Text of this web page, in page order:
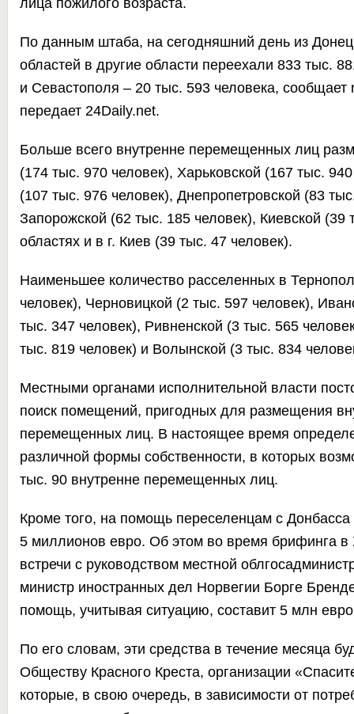
лица пожилого возраста.
По данным штаба, на сегодняшний день из
областей в другие области переехали 833 тыс.
и Севастополя – 20 тыс. 593 человека, сообщает
передает24Daily.net.
Больше всего внутренне перемещенных лиц
(174 тыс. 970 человек), Харьковской (167 тыс.
(107 тыс. 976 человек), Днепропетровской (83
Запорожской (62 тыс. 185 человек), Киевской (39
областях и в г. Киев (39 тыс. 47 человек).
Наименьшее количество расселенных в
человек), Черновицкой (2 тыс. 597 человек),
тыс. 347 человек), Ривненской (3 тыс. 565
тыс. 819 человек) и Волынской (3 тыс. 834
Местными органами исполнительной власти
поиск помещений, пригодных для размещения
перемещенных лиц. В настоящее время
различной формы собственности, в которых
тыс. 90 внутренне перемещенных лиц.
Кроме того, на помощь переселенцам с
5 миллионов евро. Об этом во время брифинга в
встречи с руководством местной
министр иностранных дел Норвегии Борге
помощь, учитывая ситуацию, составит 5 млн
По его словам, эти средства в течение месяца
Обществу Красного Креста, организации
которые, в свою очередь, в зависимости от